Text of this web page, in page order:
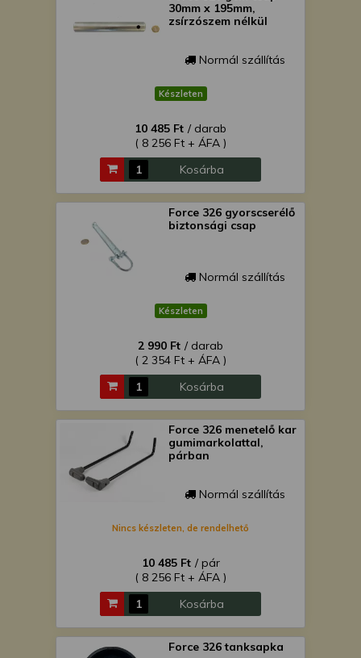
30mm x 195mm,
zsírzószem nélkül
Normál szállítás
Készleten
10 485 Ft / darab
( 8 256 Ft + ÁFA )
Kosárba
Force 326 gyorscserélő
biztonsági csap
Normál szállítás
Készleten
2 990 Ft / darab
( 2 354 Ft + ÁFA )
Kosárba
Force 326 menetelő kar
gumimarkolattal,
párban
Normál szállítás
Nincs készleten, de rendelhető
10 485 Ft / pár
( 8 256 Ft + ÁFA )
Kosárba
Force 326 tanksapka